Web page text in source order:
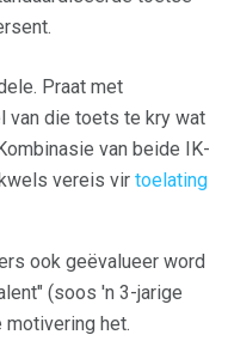
Praat met
van die toets te kry wat
van beide IK-
vereis vir toelating
ook geëvalueer word
(soos 'n 3-jarige
het.